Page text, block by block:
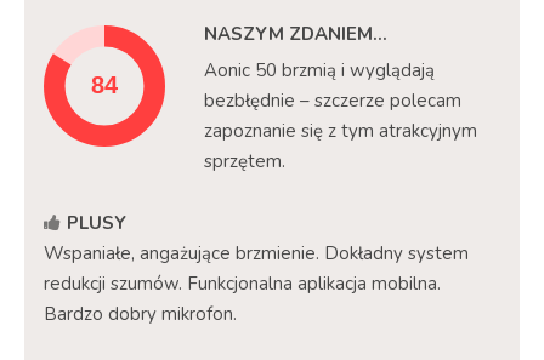
NASZYM ZDANIEM...
Aonic 50 brzmią i wyglądają
bezbłędnie – szczerze polecam
zapoznanie się z tym atrakcyjnym
sprzętem.
PLUSY
Wspaniałe, angażujące brzmienie. Dokładny system
redukcji szumów. Funkcjonalna aplikacja mobilna.
Bardzo dobry mikrofon.